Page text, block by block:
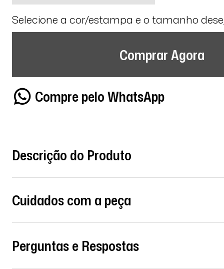
Selecione a cor/estampa e o tamanho
Comprar Agora
Compre pelo WhatsApp
Descrição do Produto
Cuidados com a peça
Perguntas e Respostas